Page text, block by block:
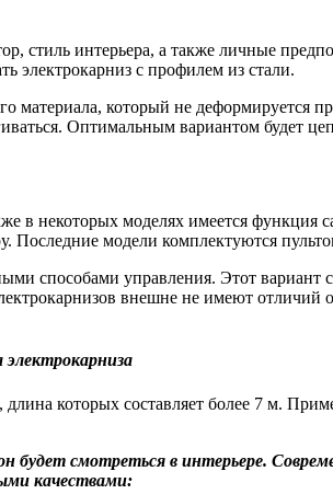
интерьера, а также личные
электрокарниз с профилем из стали.
который не деформируется
Оптимальным вариантом будет
в некоторых моделях имеется функция
модели комплектуются
способами управления. Этот вариант
внешне не имеют отличий
которых составляет более 7 м.
будет смотреться в интерьере.
качествами: